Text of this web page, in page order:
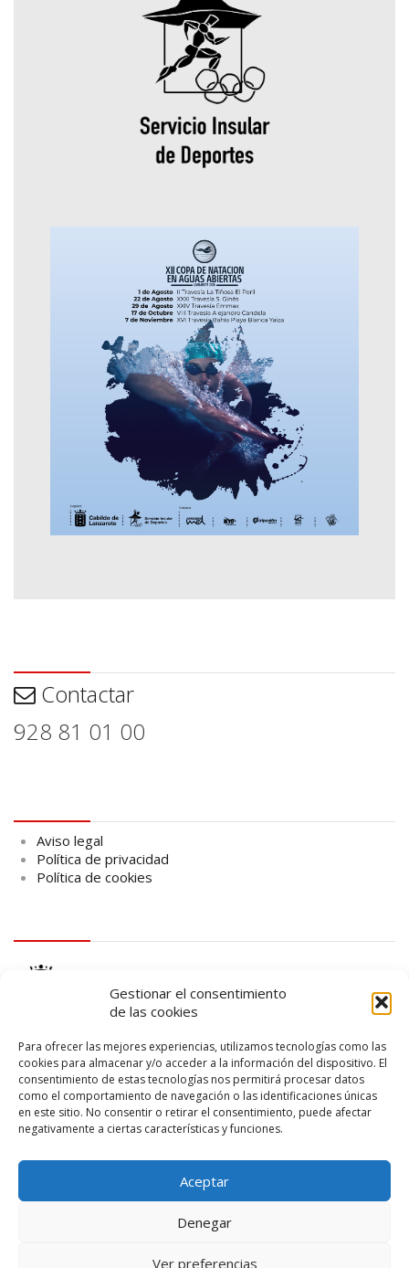
Gestionar el consentimiento
de las cookies
Para ofrecer las mejores experiencias, utilizamos tecnologías como las
cookies para almacenar y/o acceder a la información del dispositivo. El
consentimiento de estas tecnologías nos permitirá procesar datos
como el comportamiento de navegación o las identificaciones únicas
en este sitio. No consentir o retirar el consentimiento, puede afectar
negativamente a ciertas características y funciones.
Aceptar
Denegar
Ver preferencias
Contactar
928 81 01 00
Aviso legal
Política de privacidad
Política de cookies
logo SID